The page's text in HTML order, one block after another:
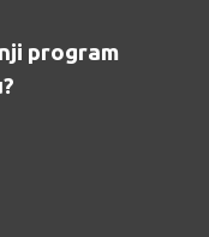
program